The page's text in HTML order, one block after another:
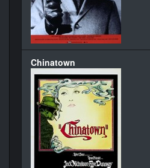
Chinatown